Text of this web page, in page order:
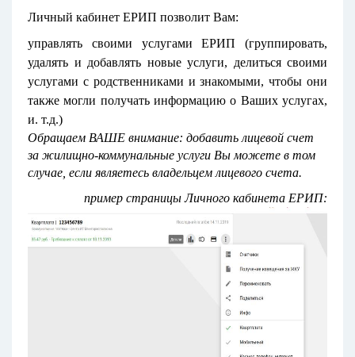
Личный кабинет ЕРИП позволит Вам:
управлять своими услугами ЕРИП (группировать,
удалять и добавлять новые услуги, делиться своими
услугами с родственниками и знакомыми, чтобы они
также могли получать информацию о Ваших услугах,
и. т.д.)
Обращаем ВАШЕ внимание: добавить лицевой счет
за жилищно-коммунальные услуги Вы можете в том
случае, если являетесь владельцем лицевого счета.
пример страницы Личного кабинета ЕРИП: